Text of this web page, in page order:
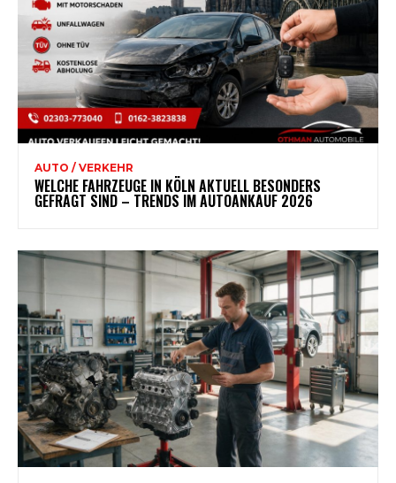
AUTO / VERKEHR
WELCHE FAHRZEUGE IN KÖLN AKTUELL BESONDERS
GEFRAGT SIND – TRENDS IM AUTOANKAUF 2026